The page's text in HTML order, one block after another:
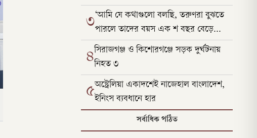
৩‘আমি যে কথাগুলো বলছি, তরুণরা বুঝতে
পারলে তাদের বয়স এক শ বছর বেড়ে
যাবে’
৪সিরাজগঞ্জ ও কিশোরগঞ্জে সড়ক দুর্ঘটনায়
নিহত ৩
৫অস্ট্রেলিয়া একাদশেই নাজেহাল বাংলাদেশ,
ইনিংস ব্যবধানে হার
সর্বাধিক পঠিত